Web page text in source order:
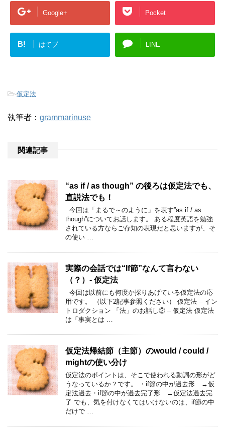
Google+ Pocket
B! はてブ LINE
-仮定法
執筆者： grammarinuse
関連記事
“as if / as though” の後ろは仮定法でも、
直説法でも！
今回は「まるで～のように」を表す”as if / as
though”についてお話します。 ある程度英語を勉強
されている方ならご存知の表現だと思いますが、そ
の使い …
実際の会話では“If節”なんて言わない
（？）- 仮定法
今回は以前にも何度か採りあげている仮定法の応
用です。 （以下2記事参照ください） 仮定法 – イン
トロダクション 「法」のお話し② – 仮定法 仮定法
は「事実とは …
仮定法帰結節（主節）のwould / could /
mightの使い分け
仮定法のポイントは、そこで使われる動詞の形がど
うなっているか？です。 ・if節の中が過去形 →仮
定法過去・if節の中が過去完了形 →仮定法過去完
了 でも、気を付けなくてはいけないのは、if節の中
だけで …